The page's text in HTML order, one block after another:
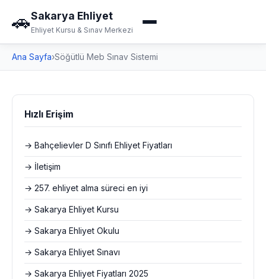
🚗Sakarya Ehliyet
Ehliyet Kursu & Sınav Merkezi
Ana Sayfa›Söğütlü Meb Sınav Sistemi
Hızlı Erişim
→ Bahçelievler D Sınıfı Ehliyet Fiyatları
→ İletişim
→ 257. ehliyet alma süreci en iyi
→ Sakarya Ehliyet Kursu
→ Sakarya Ehliyet Okulu
→ Sakarya Ehliyet Sınavı
→ Sakarya Ehliyet Fiyatları 2025